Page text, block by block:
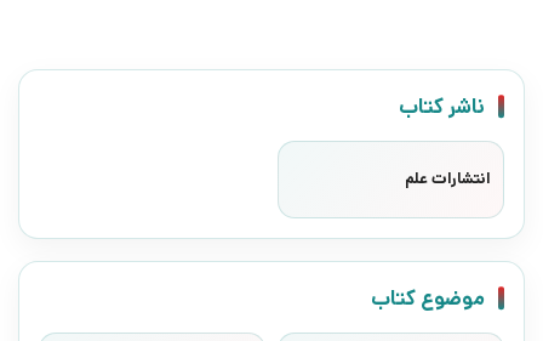
ناشر کتاب
انتشارات علم
موضوع کتاب